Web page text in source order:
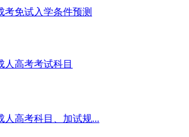
考免试入学条件预测
人高考考试科目
人高考科目、加试规...